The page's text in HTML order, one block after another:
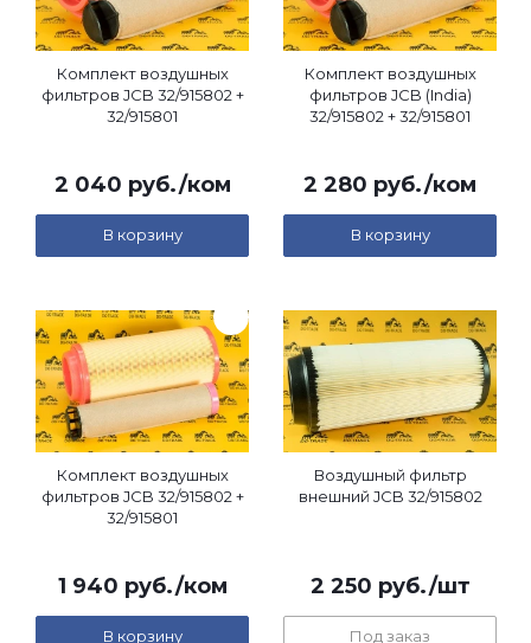
Комплект воздушных
фильтров JCB 32/915802 +
32/915801
2 040 руб./ком
В корзину
Комплект воздушных
фильтров JCB (India)
32/915802 + 32/915801
2 280 руб./ком
В корзину
Комплект воздушных
фильтров JCB 32/915802 +
32/915801
1 940 руб./ком
В корзину
Воздушный фильтр
внешний JCB 32/915802
2 250 руб./шт
Под заказ